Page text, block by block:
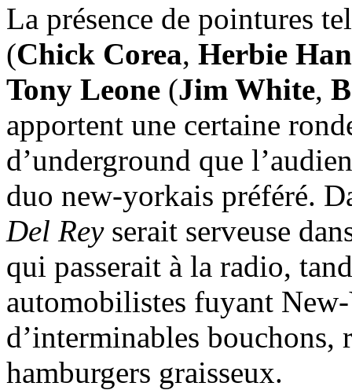
La présence de pointures
(Chick Corea, Herbie
Tony Leone (Jim White,
apportent une certaine
d’underground que
duo new-yorkais préféré.
Del Reyserait serveuse
qui passerait à la radio,
automobilistes fuyant
d’interminables bouchons,
hamburgers graisseux.